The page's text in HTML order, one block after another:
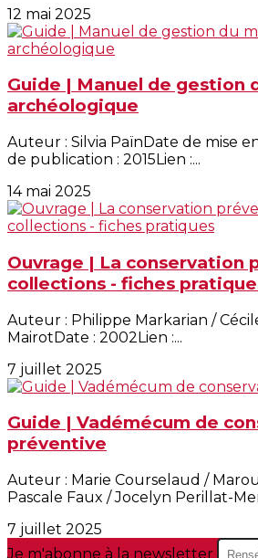
12 mai 2025
Guide | Manuel de gestion
archéologique
Auteur : Silvia PaïnDate de mise
de publication : 2015Lien :...
14 mai 2025
Ouvrage | La conservation
collections - fiches
Auteur : Philippe Markarian /
MairotDate : 2002Lien :...
7 juillet 2025
Guide | Vadémécum de
préventive
Auteur : Marie Courselaud /
Pascale Faux / Jocelyn Perillat-
7 juillet 2025
Je m'abonne à la newsletter